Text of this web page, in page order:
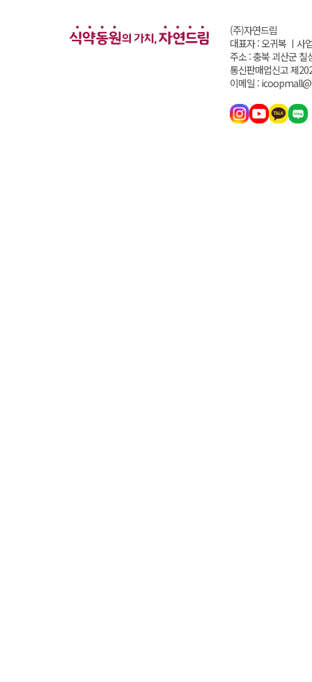
(주)자연드림
대표자 : 오귀복 ㅣ 사
주소 : 충북 괴산군 칠
통신판매업신고 제
이메일 :